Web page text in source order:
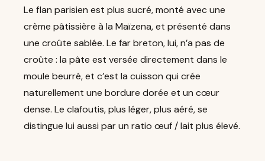
Le flan parisien est plus sucré, monté avec une
crème pâtissière à la Maïzena, et présenté dans
une croûte sablée. Le far breton, lui, n’a pas de
croûte : la pâte est versée directement dans le
moule beurré, et c’est la cuisson qui crée
naturellement une bordure dorée et un cœur
dense. Le clafoutis, plus léger, plus aéré, se
distingue lui aussi par un ratio œuf / lait plus élevé.